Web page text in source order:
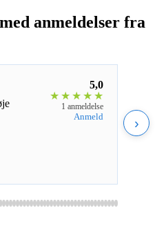
anmeldelser fra
5,0
★ ★ ★ ★ ★
1 anmeldelse
Anmeld ›